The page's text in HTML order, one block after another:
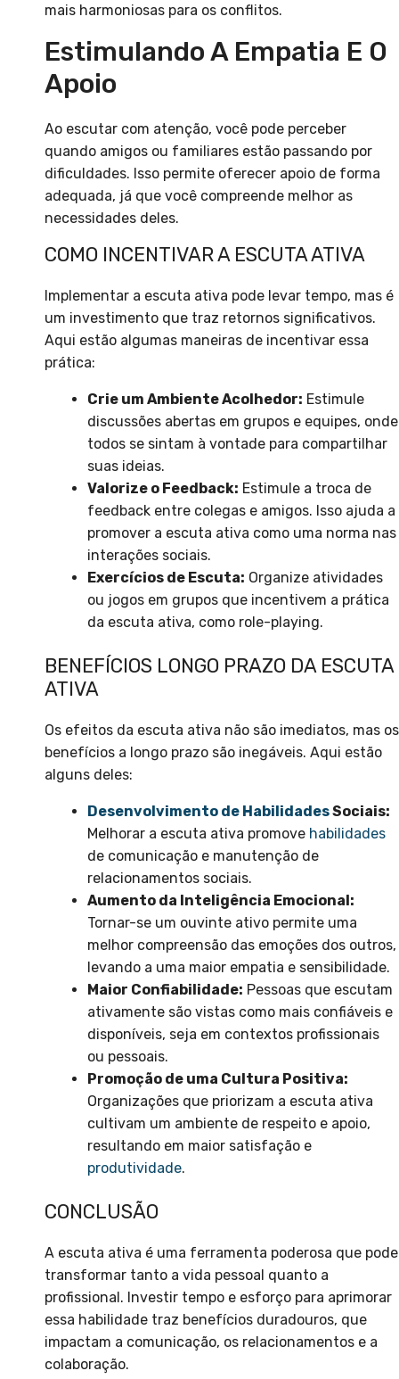
mais harmoniosas para os conflitos.
Estimulando A Empatia E O
Apoio
Ao escutar com atenção, você pode perceber
quando amigos ou familiares estão passando por
dificuldades. Isso permite oferecer apoio de forma
adequada, já que você compreende melhor as
necessidades deles.
COMO INCENTIVAR A ESCUTA ATIVA
Implementar a escuta ativa pode levar tempo, mas é
um investimento que traz retornos significativos.
Aqui estão algumas maneiras de incentivar essa
prática:
Crie um Ambiente Acolhedor: Estimule
discussões abertas em grupos e equipes, onde
todos se sintam à vontade para compartilhar
suas ideias.
Valorize o Feedback: Estimule a troca de
feedback entre colegas e amigos. Isso ajuda a
promover a escuta ativa como uma norma nas
interações sociais.
Exercícios de Escuta: Organize atividades
ou jogos em grupos que incentivem a prática
da escuta ativa, como role-playing.
BENEFÍCIOS LONGO PRAZO DA ESCUTA
ATIVA
Os efeitos da escuta ativa não são imediatos, mas os
benefícios a longo prazo são inegáveis. Aqui estão
alguns deles:
Desenvolvimento de HabilidadesSociais:
Melhorar a escuta ativa promove habilidades
de comunicação e manutenção de
relacionamentos sociais.
Aumento da Inteligência Emocional:
Tornar-se um ouvinte ativo permite uma
melhor compreensão das emoções dos outros,
levando a uma maior empatia e sensibilidade.
Maior Confiabilidade: Pessoas que escutam
ativamente são vistas como mais confiáveis e
disponíveis, seja em contextos profissionais
ou pessoais.
Promoção de uma Cultura Positiva:
Organizações que priorizam a escuta ativa
cultivam um ambiente de respeito e apoio,
resultando em maior satisfação e
produtividade.
CONCLUSÃO
A escuta ativa é uma ferramenta poderosa que pode
transformar tanto a vida pessoal quanto a
profissional. Investir tempo e esforço para aprimorar
essa habilidade traz benefícios duradouros, que
impactam a comunicação, os relacionamentos e a
colaboração.